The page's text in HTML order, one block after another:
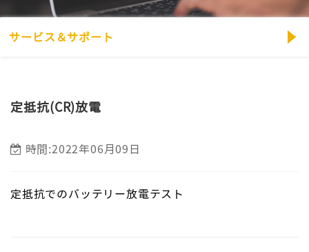
サービス＆サポート
定抵抗(CR)放電
時間:2022年06月09日
定抵抗でのバッテリー放電テスト